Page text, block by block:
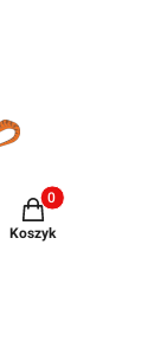
Produkty w
Koszyk